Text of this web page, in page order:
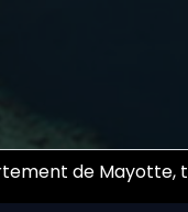
de Mayotte,